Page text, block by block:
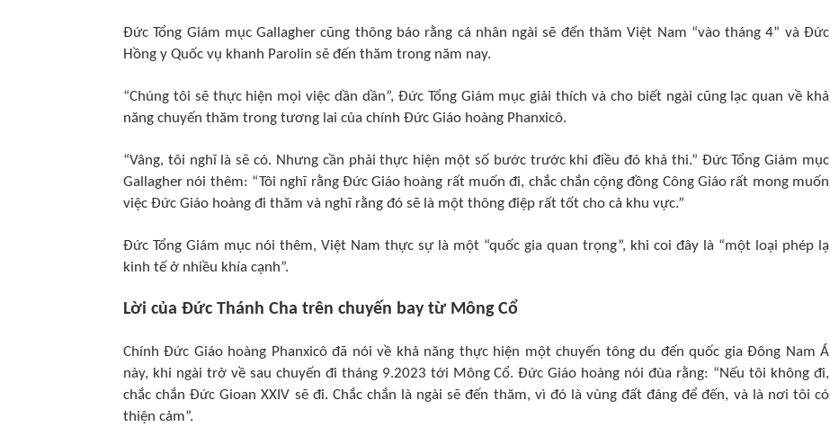
Đức Tổng Giám mục Gallagher cũng thông báo rằng cá nhân ngài sẽ đến thăm Việt Nam “vào tháng 4” và Đức
Hồng y Quốc vụ khanh Parolin sẽ đến thăm trong năm nay.
“Chúng tôi sẽ thực hiện mọi việc dần dần”, Đức Tổng Giám mục giải thích và cho biết ngài cũng lạc quan về khả
năng chuyến thăm trong tương lai của chính Đức Giáo hoàng Phanxicô.
“Vâng, tôi nghĩ là sẽ có. Nhưng cần phải thực hiện một số bước trước khi điều đó khả thi.” Đức Tổng Giám mục
Gallagher nói thêm: “Tôi nghĩ rằng Đức Giáo hoàng rất muốn đi, chắc chắn cộng đồng Công Giáo rất mong muốn
việc Đức Giáo hoàng đi thăm và nghĩ rằng đó sẽ là một thông điệp rất tốt cho cả khu vực.”
Đức Tổng Giám mục nói thêm, Việt Nam thực sự là một “quốc gia quan trọng”, khi coi đây là “một loại phép lạ
kinh tế ở nhiều khía cạnh”.
Lời của Đức Thánh Cha trên chuyến bay từ Mông Cổ
Chính Đức Giáo hoàng Phanxicô đã nói về khả năng thực hiện một chuyến tông du đến quốc gia Đông Nam Á
này, khi ngài trở về sau chuyến đi tháng 9.2023 tới Mông Cổ. Đức Giáo hoàng nói đùa rằng: “Nếu tôi không đi,
chắc chắn Đức Gioan XXIV sẽ đi. Chắc chắn là ngài sẽ đến thăm, vì đó là vùng đất đáng để đến, và là nơi tôi có
thiện cảm”.